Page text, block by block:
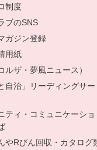
制度
ブのSNS
ガジン登録
用紙
ルザ・夢風ニュース）
自治」リーディングサー
ティ・コミュニケーショ
やRびん回収・カタログ